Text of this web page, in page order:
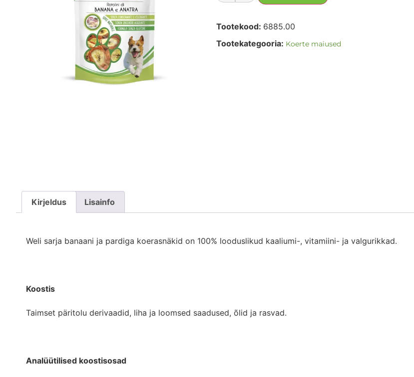
Tootekood: 6885.00
Tootekategooria: Koerte maiused
Kirjeldus Lisainfo
Weli sarja banaani ja pardiga koerasnäkid on 100% looduslikud kaaliumi-, vitamiini- ja valgurikkad.
Koostis
Taimset päritolu derivaadid, liha ja loomsed saadused, õlid ja rasvad.
Analüütilised koostisosad